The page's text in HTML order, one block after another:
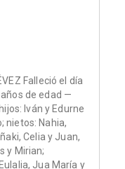
Falleció el día
de edad —
Iván y Edurne
nietos: Nahia,
Celia y Juan,
y Mirian;
Jua María y